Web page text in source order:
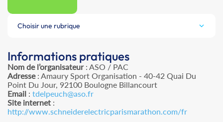
Choisir une rubrique
Informations pratiques
Nom de l’organisateur: ASO / PAC
Adresse: Amaury Sport Organisation - 40-42 Quai Du
Point Du Jour, 92100 Boulogne Billancourt
Email : tdelpeuch@aso.fr
Site internet :
http://www.schneiderelectricparismarathon.com/fr